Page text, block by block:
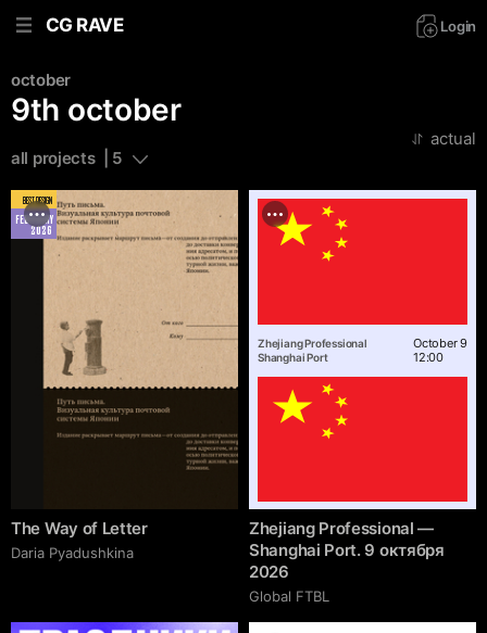
CG RAVE Login
october
9th october
all projects  | 5
actual
BEST DESIGN
FEBRUARY
2026
The Way of Letter
Daria Pyadushkina
Zhejiang Professional
Shanghai Port
October 9
12:00
Zhejiang Professional —
Shanghai Port. 9 октября
2026
Global FTBL